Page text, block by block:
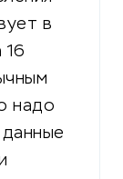
в
16
надо